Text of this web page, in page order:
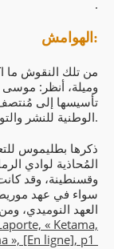
.
الهوامش:
وميلة، أنظر: موسى
الوطنية للنشر والتوزيع، الجزائر،1979، ص95.
المُحاذية لوادي
وقسنطينة، وقد
العهد النوميدي،
« Ketama,
», [En ligne], p1